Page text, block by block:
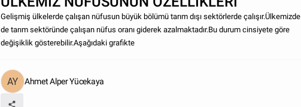
Gelişmiş ülkelerde çalışan nüfusun büyük bölümü tarım dışı sektörlerde çalışır.Ülkemizde
de tarım sektöründe çalışan nüfus oranı giderek azalmaktadır.Bu durum cinsiyete göre
değişiklik gösterebilir.Aşağıdaki grafikte
Ahmet Alper Yücekaya